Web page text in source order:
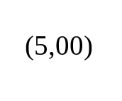
(5,00)